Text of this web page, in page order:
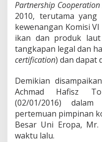
Partnership Cooperation
2010, terutama
kewenangan Komisi
ikan dan produk
tangkapan legal dan
certification) dan dapat
Demikian
Achmad Hafisz
(02/01/2016)
pertemuan pimpinan
Besar Uni Eropa, Mr.
waktu lalu.